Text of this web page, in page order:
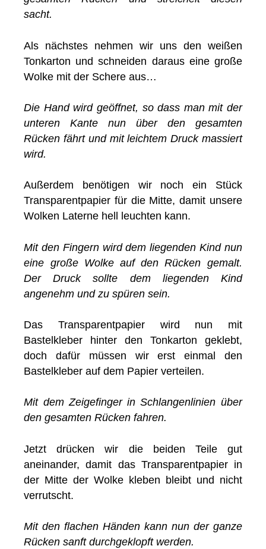
sacht.
Als nächstes nehmen wir uns den weißen
Tonkarton und schneiden daraus eine große
Wolke mit der Schere aus…
Die Hand wird geöffnet, so dass man mit der
unteren Kante nun über den gesamten
Rücken fährt und mit leichtem Druck massiert
wird.
Außerdem benötigen wir noch ein Stück
Transparentpapier für die Mitte, damit unsere
Wolken Laterne hell leuchten kann.
Mit den Fingern wird dem liegenden Kind nun
eine große Wolke auf den Rücken gemalt.
Der Druck sollte dem liegenden Kind
angenehm und zu spüren sein.
Das Transparentpapier wird nun mit
Bastelkleber hinter den Tonkarton geklebt,
doch dafür müssen wir erst einmal den
Bastelkleber auf dem Papier verteilen.
Mit dem Zeigefinger in Schlangenlinien über
den gesamten Rücken fahren.
Jetzt drücken wir die beiden Teile gut
aneinander, damit das Transparentpapier in
der Mitte der Wolke kleben bleibt und nicht
verrutscht.
Mit den flachen Händen kann nun der ganze
Rücken sanft durchgeklopft werden.